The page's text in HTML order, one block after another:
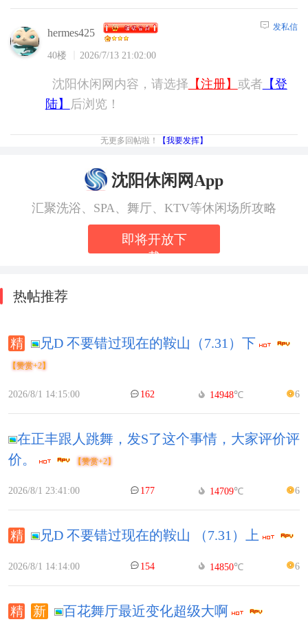
hermes425
40楼 2026/7/13 21:02:00
发私信
沈阳休闲网内容，请选择 【注册】 或者 【登
陆】
后浏览！
无更多回帖啦！ 【我要发挥】
沈阳休闲网App
汇聚洗浴、SPA、舞厅、KTV等休闲场所攻略
即将开放下
载
热帖推荐
兄D 不要错过现在的鞍山（7.31）下
【赞赏+2】
2026/8/1 14:15:00 162 14948℃ 6
在正丰跟人跳舞，发S了这个事情，大家评价评
价。
【赞赏+2】
2026/8/1 23:41:00 177 14709℃ 6
兄D 不要错过现在的鞍山 （7.31）上
2026/8/1 14:14:00 154 14850℃ 6
百花舞厅最近变化超级大啊